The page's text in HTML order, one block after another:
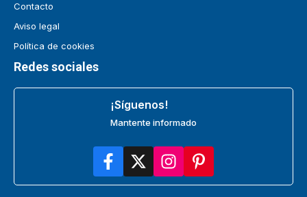
Contacto
Aviso legal
Política de cookies
Redes sociales
¡Síguenos!
Mantente informado